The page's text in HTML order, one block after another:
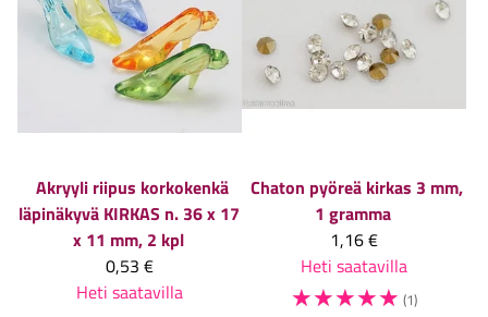
Akryyli riipus korkokenkä
läpinäkyvä KIRKAS n. 36 x 17
x 11 mm, 2 kpl
0,53 €
Heti saatavilla
Chaton pyöreä kirkas 3 mm,
1 gramma
1,16 €
Heti saatavilla
☆☆☆☆☆ (1)